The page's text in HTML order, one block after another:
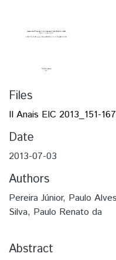
Files
II Anais EIC 2013_151-
Date
2013-07-03
Authors
Pereira Júnior, Paulo Alves
Silva, Paulo Renato da
Abstract